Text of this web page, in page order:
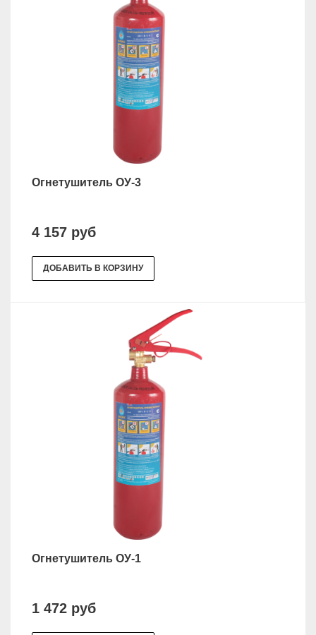
Огнетушитель ОУ-3
4 157 руб
ДОБАВИТЬ В КОРЗИНУ
Огнетушитель ОУ-1
1 472 руб